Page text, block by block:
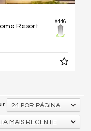
#446
Resort
24 POR PÁGINA
MAIS RECENTE